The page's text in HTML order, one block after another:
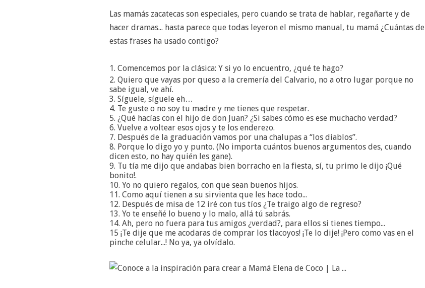
Las mamás zacatecas son especiales, pero cuando se trata de hablar, regañarte y de
hacer dramas... hasta parece que todas leyeron el mismo manual, tu mamá ¿Cuántas de
estas frases ha usado contigo?
1. Comencemos por la clásica: Y si yo lo encuentro, ¿qué te hago?
2. Quiero que vayas por queso a la cremería del Calvario, no a otro lugar porque no
sabe igual, ve ahí.
3. Síguele, síguele eh…
4. Te guste o no soy tu madre y me tienes que respetar.
5. ¿Qué hacías con el hijo de don Juan? ¿Si sabes cómo es ese muchacho verdad?
6. Vuelve a voltear esos ojos y te los enderezo.
7. Después de la graduación vamos por una chalupas a “los diablos”.
8. Porque lo digo yo y punto. (No importa cuántos buenos argumentos des, cuando
dicen esto, no hay quién les gane).
9. Tu tía me dijo que andabas bien borracho en la fiesta, sí, tu primo le dijo ¡Qué
bonito!.
10. Yo no quiero regalos, con que sean buenos hijos.
11. Como aquí tienen a su sirvienta que les hace todo...
12. Después de misa de 12 iré con tus tíos ¿Te traigo algo de regreso?
13. Yo te enseñé lo bueno y lo malo, allá tú sabrás.
14. Ah, pero no fuera para tus amigos ¿verdad?, para ellos si tienes tiempo...
15 ¡Te dije que me acodaras de comprar los tlacoyos! ¡Te lo dije! ¡Pero como vas en el
pinche celular...! No ya, ya olvídalo.